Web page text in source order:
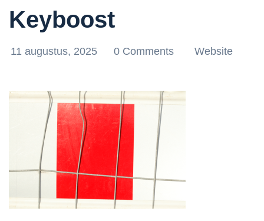
Keyboost
11 augustus, 2025 0 Comments Website